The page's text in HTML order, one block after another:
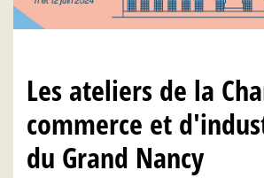
Les ateliers de la
commerce et
du Grand Nancy